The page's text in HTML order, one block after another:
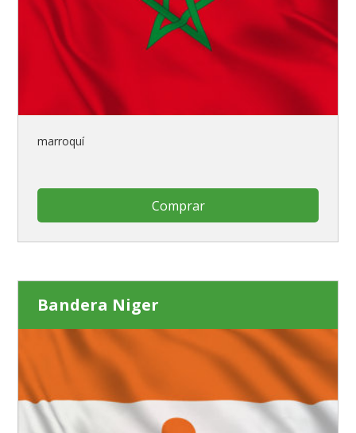
marroquí
Comprar
Bandera Niger